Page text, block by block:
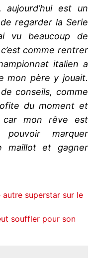
aujourd’hui est un
de regarder la Serie
vu beaucoup de
comme rentrer
italien a
mon père y jouait.
conseils, comme
du moment et
car mon rêve est
pouvoir marquer
maillot et gagner
autre superstar sur le
souffler pour son